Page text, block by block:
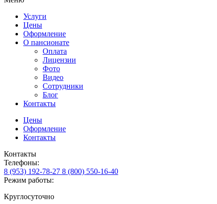
Услуги
Цены
Оформление
О пансионате
Оплата
Лицензии
Фото
Видео
Сотрудники
Блог
Контакты
Цены
Оформление
Контакты
Контакты
Телефоны:
8 (953) 192-78-27 8 (800) 550-16-40
Режим работы:
Круглосуточно